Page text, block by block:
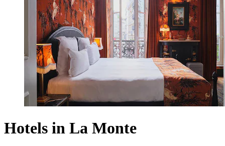
Hotels in La Monte